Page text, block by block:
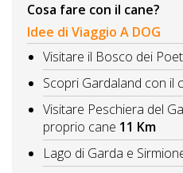
Cosa fare con il cane?
Idee di Viaggio A DOG
Visitare il Bosco dei
Scopri Gardaland con il
Visitare Peschiera del
proprio cane 11 Km
Lago di Garda e